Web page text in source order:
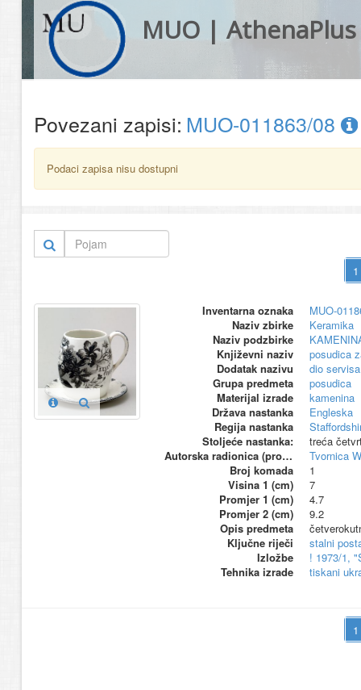
MUO | AthenaPlus
Povezani zapisi: MUO-011863/08
Podaci zapisa nisu dostupni
Inventarna oznaka
MUO-
Naziv zbirke
Keramika
Naziv podzbirke
Književni naziv
posudica
Dodatak nazivu
dio
Grupa predmeta
posudica
Materijal izrade
kamenina
Država nastanka
Engleska
Regija nastanka
Stoljeće nastanka:
treća
Autorska radionica (proizvođač)
Tvornica
Broj komada
1
Visina 1 (cm)
7
Promjer 1 (cm)
4.7
Promjer 2 (cm)
9.2
Opis predmeta
Ključne riječi
stalni
Izložbe
! 1973/1,
Tehnika izrade
tiskani